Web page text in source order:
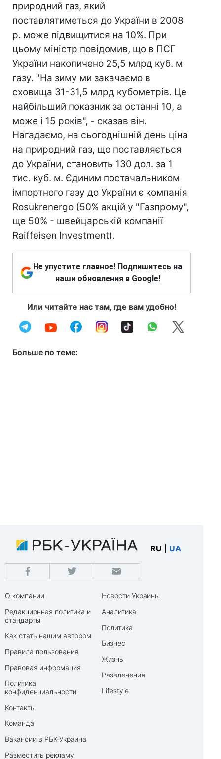
природний газ, який
поставлятиметься до України в 2008
р. може підвищитися на 10%. При
цьому міністр повідомив, що в ПСГ
України накопичено 25,5 млрд куб. м
газу. "На зиму ми закачаємо в
сховища 31-31,5 млрд кубометрів. Це
найбільший показник за останні 10, а
може і 15 років", - сказав він.
Нагадаємо, на сьогоднішній день ціна
на природний газ, що поставляється
до України, становить 130 дол. за 1
тис. куб. м. Єдиним постачальником
імпортного газу до України є компанія
Rosukrenergo (50% акцій у "Газпрому",
ще 50% - швейцарській компанії
Raiffeisen Investment).
Не упустите главное! Подпишитесь на
наши обновления в Google!
Или читайте нас там, где вам удобно!
Больше по теме:
RU UA
О компании
Редакционная политика и
стандарты
Как стать нашим автором
Правила пользования
Правовая информация
Политика
конфиденциальности
Контакты
Команда
Вакансии в РБК-Украина
Разместить рекламу
Новости Украины
Аналитика
Политика
Бизнес
Жизнь
Развлечения
Lifestyle